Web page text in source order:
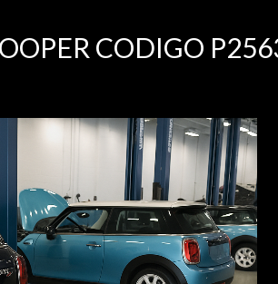
CODIGO